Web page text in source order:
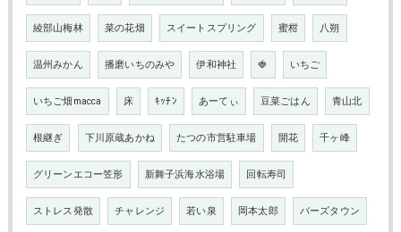
綾部山梅林 菜の花畑 スイートスプリング 蜜柑 八朔
温州みかん 播磨いちのみや 伊和神社 🍓 いちご
いちご畑macca 床 ｷｯﾁﾝ あーてぃ 豆菜ごはん 青山北
根継ぎ 下川原蔵あかね たつの市営駐車場 開花 千ヶ峰
グリーンエコー笠形 新舞子浜海水浴場 回転寿司
ストレス発散 チャレンジ 若い泉 岡本太郎 バーズタウン